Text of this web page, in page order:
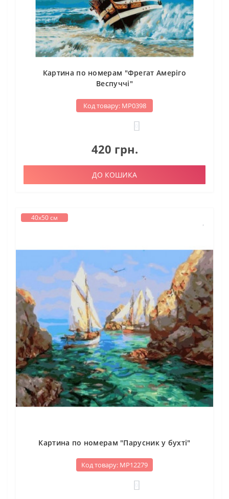
Картина по номерам "Фрегат Амеріго
Веспуччі"
Код товару: МР0398
420 грн.
ДО КОШИКА
40х50 см
Картина по номерам "Парусник у бухті"
Код товару: МР12279